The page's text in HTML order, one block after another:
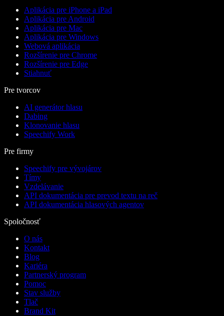
Aplikácia pre iPhone a iPad
Aplikácia pre Android
Aplikácia pre Mac
Aplikácia pre Windows
Webová aplikácia
Rozšírenie pre Chrome
Rozšírenie pre Edge
Stiahnuť
Pre tvorcov
AI generátor hlasu
Dabing
Klonovanie hlasu
Speechify Work
Pre firmy
Speechify pre vývojárov
Tímy
Vzdelávanie
API dokumentácia pre prevod textu na reč
API dokumentácia hlasových agentov
Spoločnosť
O nás
Kontakt
Blog
Kariéra
Partnerský program
Pomoc
Stav služby
Tlač
Brand Kit